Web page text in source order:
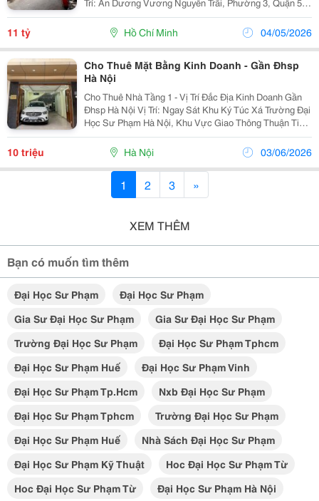
Ngay Đại Học Sư Phạm Và Đh Sài Gòn - Kết Cấu: 1 Trệt
1 Lầu,3 Pn,4 Wc, Cn 67M2 - Pháp Lý: Sổ Đẹp,...
11 tỷ Hồ Chí Minh 04/05/2026
Cho Thuê Mặt Bằng Kinh Doanh - Gần Đhsp
Hà Nội
Cho Thuê Nhà Tầng 1 - Vị Trí Đắc Địa Kinh Doanh Gần
Đhsp Hà Nội Vị Trí: Ngay Sát Khu Ký Túc Xá Trường Đại
Học Sư Phạm Hà Nội, Khu Vực Giao Thông Thuận Tiện
Và Cực Kỳ Đông Đúc Sinh Viên. Diện Tích: 25M2 Tiện
Ích: Có Sẵn Điều Hòa, Vệ Sinh Khép...
10 triệu Hà Nội 03/06/2026
1 2 3 »
XEM THÊM
Bạn có muốn tìm thêm
Đại Học Sư Phạm
Đại Học Sư Phạm
Gia Sư Đại Học Sư Phạm
Gia Sư Đại Học Sư Phạm
Trường Đại Học Sư Phạm
Đại Học Sư Phạm Tphcm
Đại Học Sư Phạm Huế
Đại Học Sư Phạm Vinh
Đại Học Sư Phạm Tp.hcm
Nxb Đại Học Sư Phạm
Đại Học Sư Phạm Tphcm
Trường Đại Học Sư Phạm
Đại Học Sư Phạm Huế
Nhà Sách Đại Học Sư Phạm
Đại Học Sư Phạm Kỹ Thuật
Hoc Đại Học Sư Phạm Từ
Hoc Đại Học Sư Phạm Từ
Đại Học Sư Phạm Hà Nội